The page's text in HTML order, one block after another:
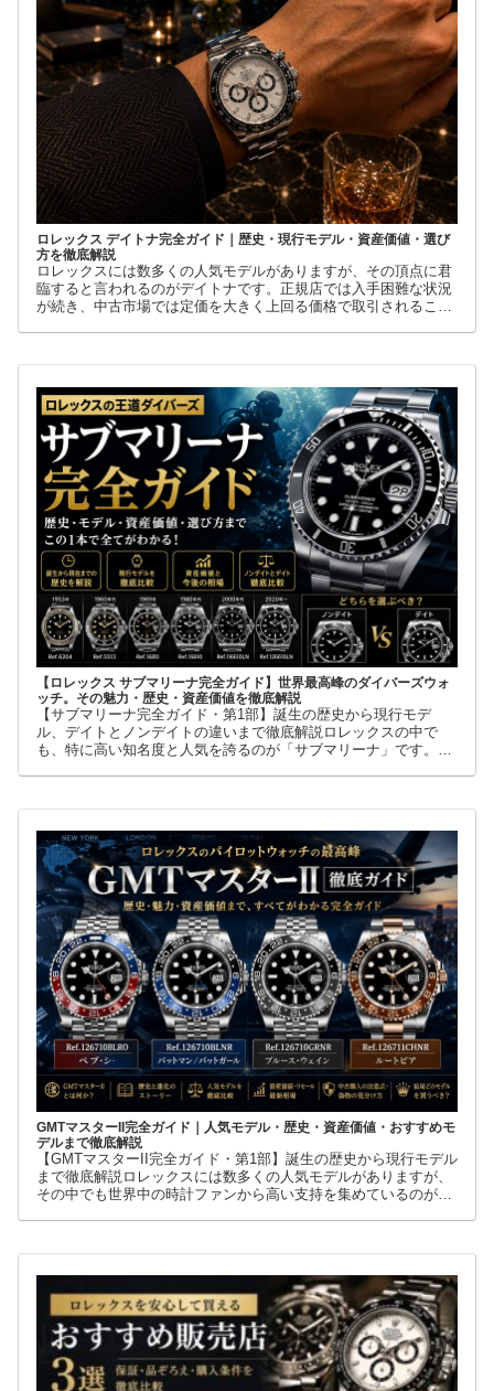
ロレックス デイトナ完全ガイド｜歴史・現行モデル・資産価値・選び
方を徹底解説
ロレックスには数多くの人気モデルがありますが、その頂点に君
臨すると言われるのがデイトナです。正規店では入手困難な状況
が続き、中古市場では定価を大きく上回る価格で取引されること
【ロレックス サブマリーナ完全ガイド】世界最高峰のダイバーズウォ
ッチ。その魅力・歴史・資産価値を徹底解説
【サブマリーナ完全ガイド・第1部】誕生の歴史から現行モデ
ル、デイトとノンデイトの違いまで徹底解説ロレックスの中で
も、特に高い知名度と人気を誇るのが「サブマリーナ」です。高
GMTマスターII完全ガイド｜人気モデル・歴史・資産価値・おすすめモ
デルまで徹底解説
【GMTマスターII完全ガイド・第1部】誕生の歴史から現行モデル
まで徹底解説ロレックスには数多くの人気モデルがありますが、
その中でも世界中の時計ファンから高い支持を集めているのが